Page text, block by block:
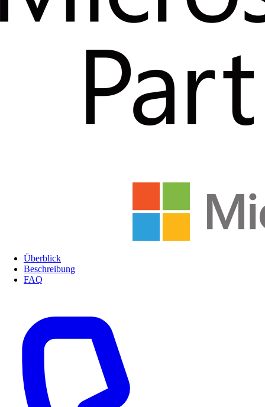
Überblick
Beschreibung
FAQ